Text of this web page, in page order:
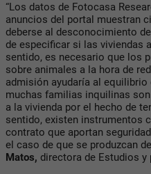
“Los datos de Fotocasa
anuncios del portal muestran
deberse al desconocimiento
de especificar si las viviendas
sentido, es necesario que los
sobre animales a la hora de
admisión ayudaría al
muchas familias inquilinas
a la vivienda por el hecho de
sentido, existen instrumentos
contrato que aportan
el caso de que se produzcan
Matos, directora de Estudios y